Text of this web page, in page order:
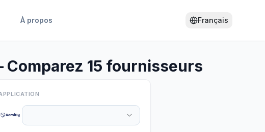
À propos Français
Comparez 15 fournisseurs